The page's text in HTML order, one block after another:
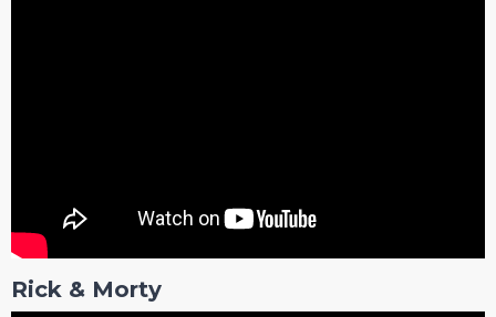
Rick & Morty